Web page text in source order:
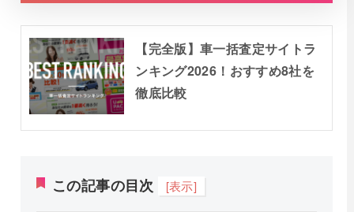
【完全版】車一括査定サイトラ
ンキング2026！おすすめ8社を
徹底比較
この記事の目次 [表示]